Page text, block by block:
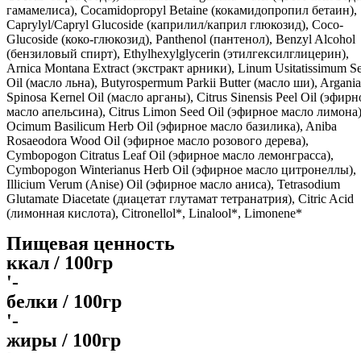
гамамелиса), Cocamidopropyl Betaine (кокамидопропил бетаин),
Caprylyl/Capryl Glucoside (каприлил/каприл глюкозид), Coco-
Glucoside (коко-глюкозид), Panthenol (пантенол), Benzyl Alcohol
(бензиловый спирт), Ethylhexylglycerin (этилгексилглицерин),
Arnica Montana Extract (экстракт арники), Linum Usitatissimum
Oil (масло льна), Butyrospermum Parkii Butter (масло ши), Argania
Spinosa Kernel Oil (масло арганы), Citrus Sinensis Peel Oil
масло апельсина), Citrus Limon Seed Oil (эфирное масло
Ocimum Basilicum Herb Oil (эфирное масло базилика), Aniba
Rosaeodora Wood Oil (эфирное масло розового дерева),
Cymbopogon Citratus Leaf Oil (эфирное масло лемонграсса),
Cymbopogon Winterianus Herb Oil (эфирное масло цитронеллы),
Illicium Verum (Anise) Oil (эфирное масло аниса), Tetrasodium
Glutamate Diacetate (диацетат глутамат тетранатрия), Citric Acid
(лимонная кислота), Citronellol*, Linalool*, Limonene*
Пищевая ценность
ккал / 100гр
'-
белки / 100гр
'-
жиры / 100гр